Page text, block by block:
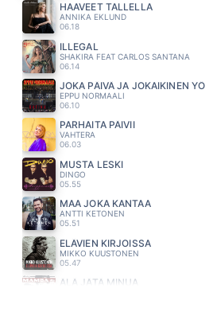
HAAVEET TALLELLA
ANNIKA EKLUND
06.18
ILLEGAL
SHAKIRA FEAT CARLOS SANTANA
06.14
JOKA PÄIVÄ JA JOKAIKINEN YÖ
EPPU NORMAALI
06.10
PARHAITA PÄIVII
VAHTERA
06.03
MUSTA LESKI
DINGO
05.55
MAA JOKA KANTAA
ANTTI KETONEN
05.51
ELÄVIEN KIRJOISSA
MIKKO KUUSTONEN
05.47
ÄLÄ JÄTÄ MINUA